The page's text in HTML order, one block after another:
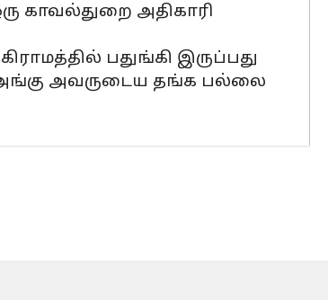
காவல்துறை அதிகாரி
பதுங்கி இருப்பது
அங்கு அவருடைய தங்க பல்லை